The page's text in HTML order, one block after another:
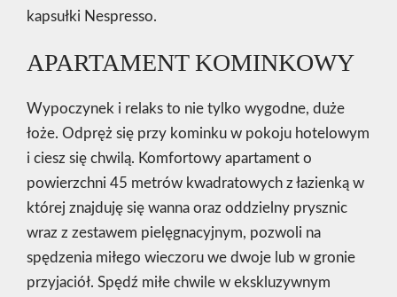
kapsułki Nespresso.
APARTAMENT KOMINKOWY
Wypoczynek i relaks to nie tylko wygodne, duże
łoże. Odpręż się przy kominku w pokoju hotelowym
i ciesz się chwilą. Komfortowy apartament o
powierzchni 45 metrów kwadratowych z łazienką w
której znajduję się wanna oraz oddzielny prysznic
wraz z zestawem pielęgnacyjnym, pozwoli na
spędzenia miłego wieczoru we dwoje lub w gronie
przyjaciół. Spędź miłe chwile w ekskluzywnym